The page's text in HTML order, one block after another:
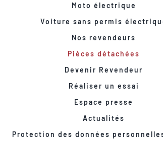
Moto électrique
Voiture sans permis
Nos revendeurs
Pièces détachées
Devenir Revendeur
Réaliser un essai
Espace presse
Actualités
Protection des données personnelles